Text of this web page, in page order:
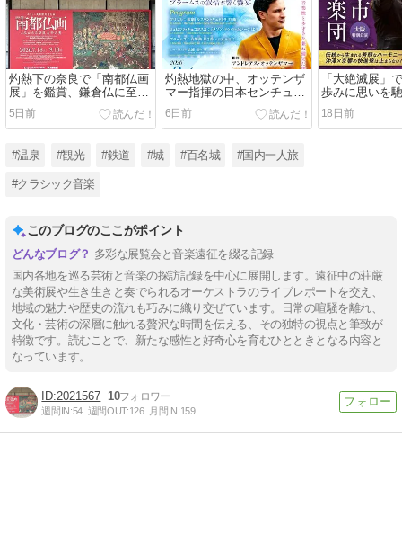
灼熱下の奈良で「南都仏画
展」を鑑賞、鎌倉仏に至る
歴史の流れを体感する
5日前
灼熱地獄の中、オッテンザ
マー指揮の日本センチュリ
ーの定期に繰り出す
6日前
「大絶滅展」
歩みに思いを
沖澤指揮京響
あざとい演奏
18日前
#温泉 #観光 #鉄道 #城 #百名城 #国内一人旅
#クラシック音楽
このブログのここがポイント
多彩な展覧会と音楽遠征を綴る記録
国内各地を巡る芸術と音楽の探訪記録を中心に展開します。遠征中の荘厳
な美術展や生き生きと奏でられるオーケストラのライブレポートを交え、
地域の魅力や歴史の流れも巧みに織り交ぜています。日常の喧騒を離れ、
文化・芸術の深層に触れる贅沢な時間を伝える、その独特の視点と筆致が
特徴です。読むことで、新たな感性と好奇心を育むひとときとなる内容と
なっています。
2021567 10
週間IN:54 週間OUT:126 月間IN:159